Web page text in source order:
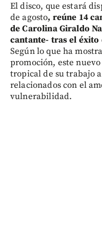
El disco, que estará
de agosto, reúne 14
de Carolina Giraldo
cantante- tras el éxito
Según lo que ha
promoción, este
tropical de su trabajo
relacionados con el
vulnerabilidad.